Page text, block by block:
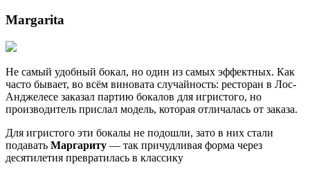
Margarita
Не самый удобный бокал, но один из самых эффектных. Как
часто бывает, во всём виновата случайность: ресторан в Лос-
Анджелесе заказал партию бокалов для игристого, но
производитель прислал модель, которая отличалась от заказа.
Для игристого эти бокалы не подошли, зато в них стали
подавать Маргариту — так причудливая форма через
десятилетия превратилась в классику